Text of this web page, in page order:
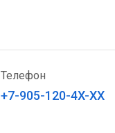
Телефон
+7-905-120-4X-XX